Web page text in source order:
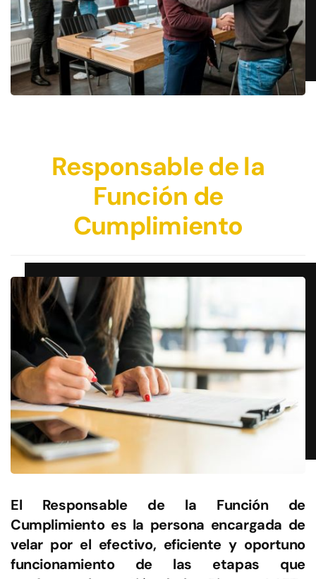
Responsable de la
Función de
Cumplimiento
El Responsable de la Función de
Cumplimiento es la persona encargada de
velar por el efectivo, eficiente y oportuno
funcionamiento de las etapas que